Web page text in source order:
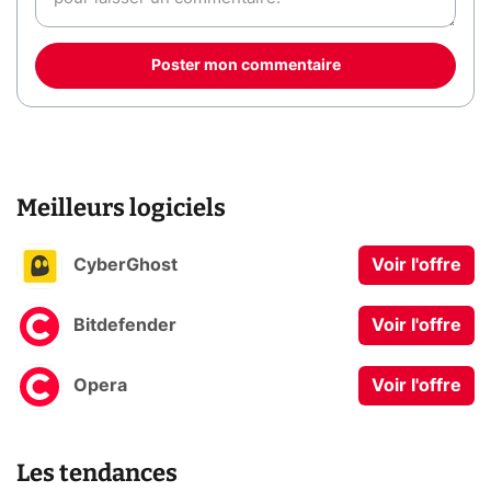
Poster mon commentaire
Meilleurs logiciels
CyberGhost Voir l'offre
Bitdefender Voir l'offre
Opera Voir l'offre
Les tendances